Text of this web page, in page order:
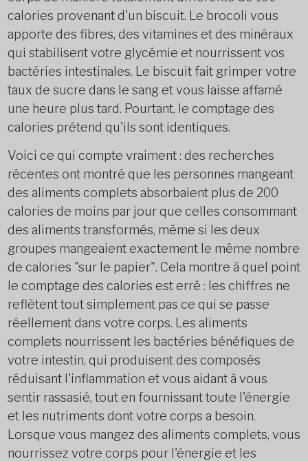
calories provenant d'un biscuit. Le brocoli vous
apporte des fibres, des vitamines et des minéraux
qui stabilisent votre glycémie et nourrissent vos
bactéries intestinales. Le biscuit fait grimper votre
taux de sucre dans le sang et vous laisse affamé
une heure plus tard. Pourtant, le comptage des
calories prétend qu'ils sont identiques.
Voici ce qui compte vraiment : des recherches
récentes ont montré que les personnes mangeant
des aliments complets absorbaient plus de 200
calories de moins par jour que celles consommant
des aliments transformés, même si les deux
groupes mangeaient exactement le même nombre
de calories "sur le papier". Cela montre à quel point
le comptage des calories est erré : les chiffres ne
reflètent tout simplement pas ce qui se passe
réellement dans votre corps. Les aliments
complets nourrissent les bactéries bénéfiques de
votre intestin, qui produisent des composés
réduisant l'inflammation et vous aidant à vous
sentir rassasié, tout en fournissant toute l'énergie
et les nutriments dont votre corps a besoin.
Lorsque vous mangez des aliments complets, vous
nourrissez votre corps pour l'énergie et les